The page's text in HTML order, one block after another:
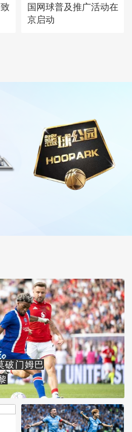
国网球普及推广活动在
京启动
破门姆巴